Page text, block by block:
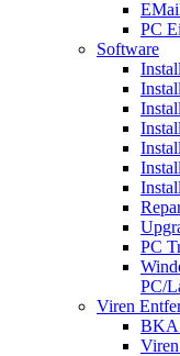
PC
Software
PC
PC/
Viren
BKA